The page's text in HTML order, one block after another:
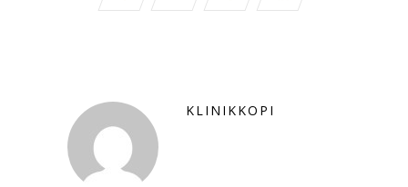
KLINIKKOPI